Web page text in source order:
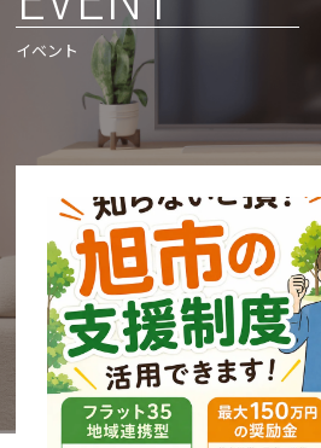
イベント